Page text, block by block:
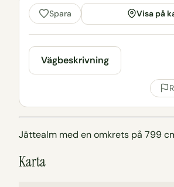
Spara Visa på
Vägbeskrivning
Jättealm med en omkrets på 799
Karta